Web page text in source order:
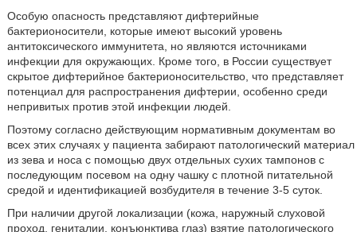
Особую опасность представляют дифтерийные
бактерионосители, которые имеют высокий уровень
антитоксического иммунитета, но являются источниками
инфекции для окружающих. Кроме того, в России существует
скрытое дифтерийное бактерионосительство, что представляет
потенциал для распространения дифтерии, особенно среди
непривитых против этой инфекции людей.
Поэтому согласно действующим нормативным документам во
всех этих случаях у пациента забирают патологический материал
из зева и носа с помощью двух отдельных сухих тампонов с
последующим посевом на одну чашку с плотной питательной
средой и идентификацией возбудителя в течение 3-5 суток.
При наличии другой локализации (кожа, наружный слуховой
проход, гениталии, конъюнктива глаз) взятие патологического